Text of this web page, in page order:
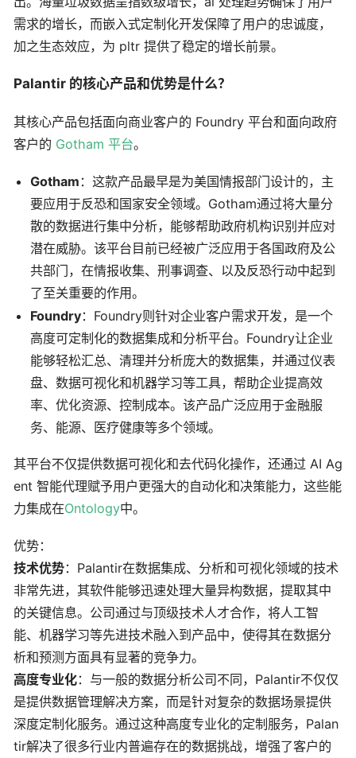
需求的增长，而嵌入式定制化开发保障了用户的忠诚度，
加之生态效应，为 pltr 提供了稳定的增长前景。
Palantir 的核心产品和优势是什么？
其核心产品包括面向商业客户的 Foundry 平台和面向政府
客户的 Gotham 平台。
Gotham ：这款产品最早是为美国情报部门设计的，主
要应用于反恐和国家安全领域。Gotham通过将大量分
散的数据进行集中分析，能够帮助政府机构识别并应对
潜在威胁。该平台目前已经被广泛应用于各国政府及公
共部门，在情报收集、刑事调查、以及反恐行动中起到
了至关重要的作用。
Foundry：Foundry则针对企业客户需求开发，是一个
高度可定制化的数据集成和分析平台。Foundry让企业
能够轻松汇总、清理并分析庞大的数据集，并通过仪表
盘、数据可视化和机器学习等工具，帮助企业提高效
率、优化资源、控制成本。该产品广泛应用于金融服
务、能源、医疗健康等多个领域。
其平台不仅提供数据可视化和去代码化操作，还通过 AI Ag
ent 智能代理赋予用户更强大的自动化和决策能力，这些能
力集成在Ontology中。
优势：
技术优势：Palantir在数据集成、分析和可视化领域的技术
非常先进，其软件能够迅速处理大量异构数据，提取其中
的关键信息。公司通过与顶级技术人才合作，将人工智
能、机器学习等先进技术融入到产品中，使得其在数据分
析和预测方面具有显著的竞争力。
高度专业化：与一般的数据分析公司不同，Palantir不仅仅
是提供数据管理解决方案，而是针对复杂的数据场景提供
深度定制化服务。通过这种高度专业化的定制服务，Palan
tir解决了很多行业内普遍存在的数据挑战，增强了客户的